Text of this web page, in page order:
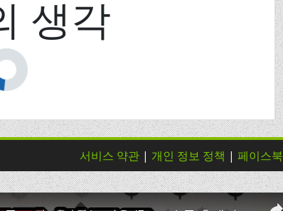
생각
서비스 약관 | 개인 정보 정책 | 페이스북